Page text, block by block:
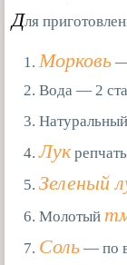
Для
Морковь —
Вода — 2
Лук
Зеленый
Молотый
Соль — по